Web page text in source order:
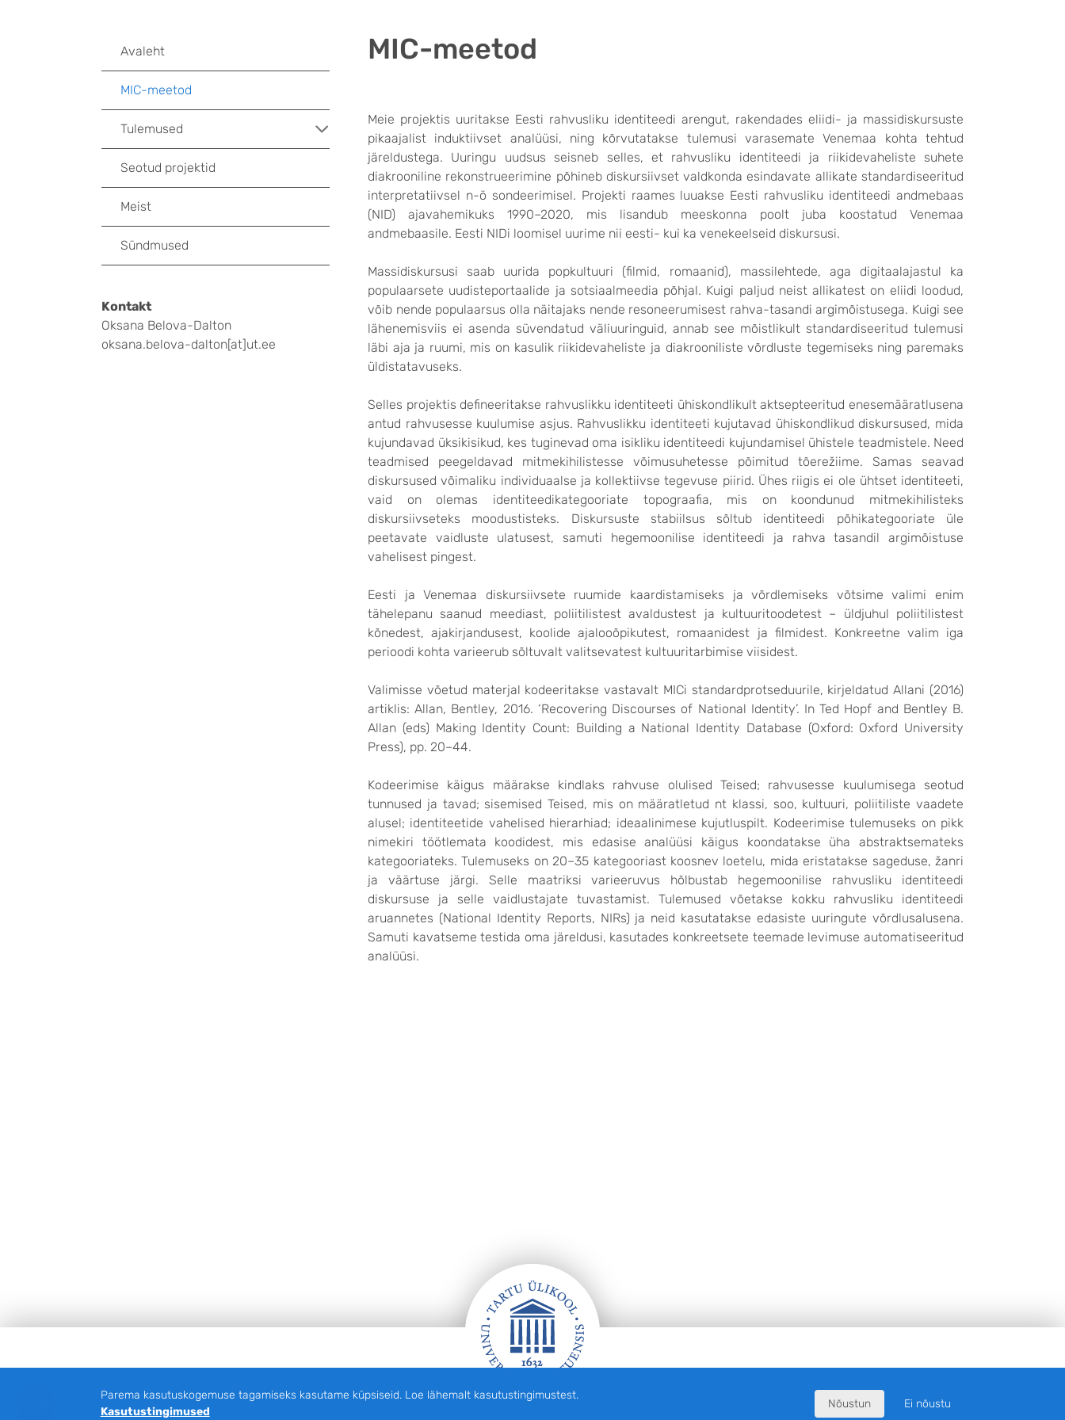
MIC-meetod
Meie projektis uuritakse Eesti rahvusliku identiteedi arengut, rakendades eliidi- ja massidiskursuste
pikaajalist induktiivset analüüsi, ning kõrvutatakse tulemusi varasemate Venemaa kohta tehtud
järeldustega. Uuringu uudsus seisneb selles, et rahvusliku identiteedi ja riikidevaheliste suhete
diakrooniline rekonstrueerimine põhineb diskursiivset valdkonda esindavate allikate standardiseeritud
interpretatiivsel n-ö sondeerimisel. Projekti raames luuakse Eesti rahvusliku identiteedi andmebaas
(NID) ajavahemikuks 1990–2020, mis lisandub meeskonna poolt juba koostatud Venemaa
andmebaasile. Eesti NIDi loomisel uurime nii eesti- kui ka venekeelseid diskursusi.
Massidiskursusi saab uurida popkultuuri (filmid, romaanid), massilehtede, aga digitaalajastul ka
populaarsete uudisteportaalide ja sotsiaalmeedia põhjal. Kuigi paljud neist allikatest on eliidi loodud,
võib nende populaarsus olla näitajaks nende resoneerumisest rahva-tasandi argimõistusega. Kuigi see
lähenemisviis ei asenda süvendatud väliuuringuid, annab see mõistlikult standardiseeritud tulemusi
läbi aja ja ruumi, mis on kasulik riikidevaheliste ja diakrooniliste võrdluste tegemiseks ning paremaks
üldistatavuseks.
Selles projektis defineeritakse rahvuslikku identiteeti ühiskondlikult aktsepteeritud enesemääratlusena
antud rahvusesse kuulumise asjus. Rahvuslikku identiteeti kujutavad ühiskondlikud diskursused, mida
kujundavad üksikisikud, kes tuginevad oma isikliku identiteedi kujundamisel ühistele teadmistele. Need
teadmised peegeldavad mitmekihilistesse võimusuhetesse põimitud tõerežiime. Samas seavad
diskursused võimaliku individuaalse ja kollektiivse tegevuse piirid. Ühes riigis ei ole ühtset identiteeti,
vaid on olemas identiteedikategooriate topograafia, mis on koondunud mitmekihilisteks
diskursiivseteks moodustisteks. Diskursuste stabiilsus sõltub identiteedi põhikategooriate üle
peetavate vaidluste ulatusest, samuti hegemoonilise identiteedi ja rahva tasandil argimõistuse
vahelisest pingest.
Eesti ja Venemaa diskursiivsete ruumide kaardistamiseks ja võrdlemiseks võtsime valimi enim
tähelepanu saanud meediast, poliitilistest avaldustest ja kultuuritoodetest – üldjuhul poliitilistest
kõnedest, ajakirjandusest, koolide ajalooõpikutest, romaanidest ja filmidest. Konkreetne valim iga
perioodi kohta varieerub sõltuvalt valitsevatest kultuuritarbimise viisidest.
Valimisse võetud materjal kodeeritakse vastavalt MICi standardprotseduurile, kirjeldatud Allani (2016)
artiklis: Allan, Bentley, 2016. ‘Recovering Discourses of National Identity’. In Ted Hopf and Bentley B.
Allan (eds) Making Identity Count: Building a National Identity Database (Oxford: Oxford University
Press), pp. 20–44.
Kodeerimise käigus määrakse kindlaks rahvuse olulised Teised; rahvusesse kuulumisega seotud
tunnused ja tavad; sisemised Teised, mis on määratletud nt klassi, soo, kultuuri, poliitiliste vaadete
alusel; identiteetide vahelised hierarhiad; ideaalinimese kujutluspilt. Kodeerimise tulemuseks on pikk
nimekiri töötlemata koodidest, mis edasise analüüsi käigus koondatakse üha abstraktsemateks
kategooriateks. Tulemuseks on 20–35 kategooriast koosnev loetelu, mida eristatakse sageduse, žanri
ja väärtuse järgi. Selle maatriksi varieeruvus hõlbustab hegemoonilise rahvusliku identiteedi
diskursuse ja selle vaidlustajate tuvastamist. Tulemused võetakse kokku rahvusliku identiteedi
aruannetes (National Identity Reports, NIRs) ja neid kasutatakse edasiste uuringute võrdlusalusena.
Samuti kavatseme testida oma järeldusi, kasutades konkreetsete teemade levimuse automatiseeritud
analüüsi.
Avaleht
MIC-meetod
Tulemused
Seotud projektid
Meist
Sündmused
Kontakt
Oksana Belova-Dalton
oksana.belova-dalton[at]ut.ee
Parema kasutuskogemuse tagamiseks kasutame küpsiseid. Loe lähemalt kasutustingimustest.
Kasutustingimused
Nõustun Ei nõustu